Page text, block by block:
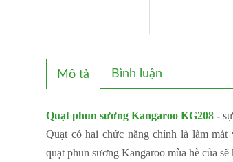
Mô tả Bình luận
Quạt phun sương Kangaroo KG208 -
Quạt có hai chức năng chính là làm
quạt phun sương Kangaroo mùa hè của